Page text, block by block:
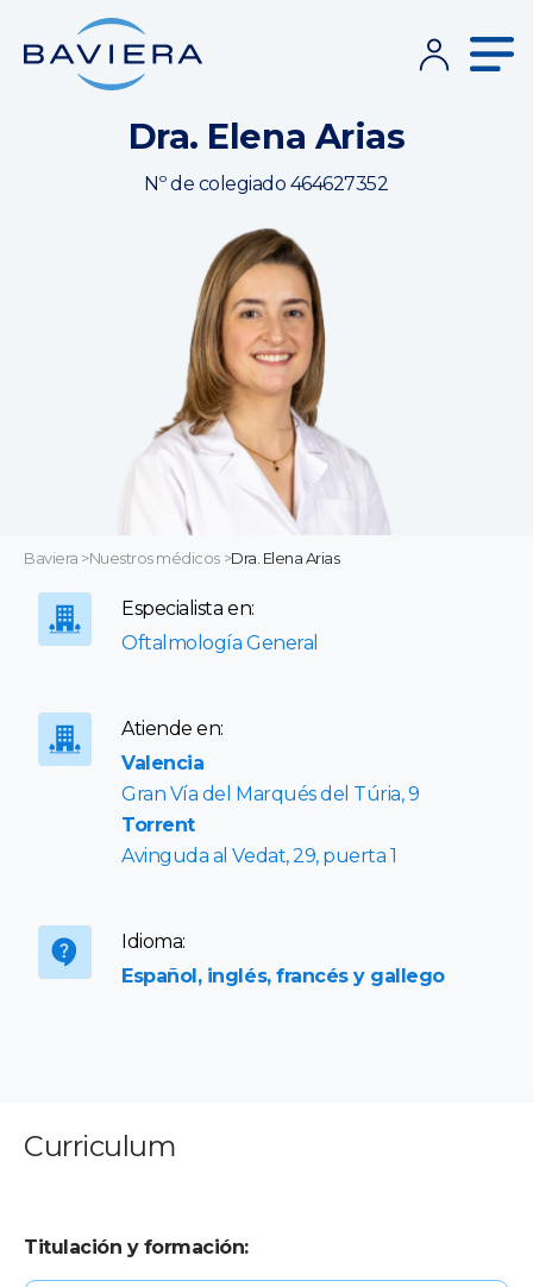
Dra. Elena Arias
Nº de colegiado 464627352
Baviera >Nuestros médicos >Dra. Elena Arias
Especialista en:
Oftalmología General
Atiende en:
Valencia
Gran Vía del Marqués del Túria, 9
Torrent
Avinguda al Vedat, 29, puerta 1
Idioma:
Español, inglés, francés y gallego
Curriculum
Titulación y formación: